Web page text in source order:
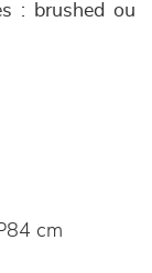
: brushed ou
cm